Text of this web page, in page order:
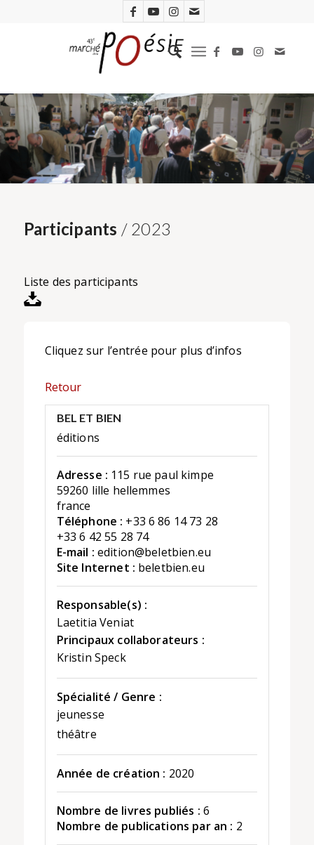
Participants / 2023
Liste des participants
Cliquez sur l’entrée pour plus d’infos
Retour
BEL ET BIEN
éditions
Adresse : 115 rue paul kimpe
59260 lille hellemmes
france
Téléphone : +33 6 86 14 73 28
+33 6 42 55 28 74
E-mail : edition@beletbien.eu
Site Internet : beletbien.eu
Responsable(s) :
Laetitia Veniat
Principaux collaborateurs :
Kristin Speck
Spécialité / Genre :
jeunesse
théâtre
Année de création : 2020
Nombre de livres publiés : 6
Nombre de publications par an : 2